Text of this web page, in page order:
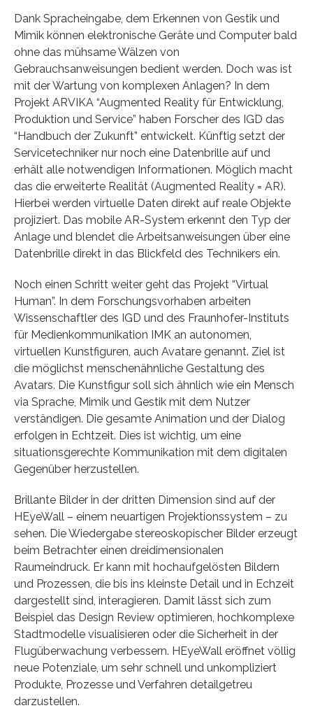
Dank Spracheingabe, dem Erkennen von Gestik und
Mimik können elektronische Geräte und Computer bald
ohne das mühsame Wälzen von
Gebrauchsanweisungen bedient werden. Doch was ist
mit der Wartung von komplexen Anlagen? In dem
Projekt ARVIKA “Augmented Reality für Entwicklung,
Produktion und Service” haben Forscher des IGD das
“Handbuch der Zukunft” entwickelt. Künftig setzt der
Servicetechniker nur noch eine Datenbrille auf und
erhält alle notwendigen Informationen. Möglich macht
das die erweiterte Realität (Augmented Reality = AR).
Hierbei werden virtuelle Daten direkt auf reale Objekte
projiziert. Das mobile AR-System erkennt den Typ der
Anlage und blendet die Arbeitsanweisungen über eine
Datenbrille direkt in das Blickfeld des Technikers ein.
Noch einen Schritt weiter geht das Projekt “Virtual
Human”. In dem Forschungsvorhaben arbeiten
Wissenschaftler des IGD und des Fraunhofer-Instituts
für Medienkommunikation IMK an autonomen,
virtuellen Kunstfiguren, auch Avatare genannt. Ziel ist
die möglichst menschenähnliche Gestaltung des
Avatars. Die Kunstfigur soll sich ähnlich wie ein Mensch
via Sprache, Mimik und Gestik mit dem Nutzer
verständigen. Die gesamte Animation und der Dialog
erfolgen in Echtzeit. Dies ist wichtig, um eine
situationsgerechte Kommunikation mit dem digitalen
Gegenüber herzustellen.
Brillante Bilder in der dritten Dimension sind auf der
HEyeWall – einem neuartigen Projektionssystem – zu
sehen. Die Wiedergabe stereoskopischer Bilder erzeugt
beim Betrachter einen dreidimensionalen
Raumeindruck. Er kann mit hochaufgelösten Bildern
und Prozessen, die bis ins kleinste Detail und in Echzeit
dargestellt sind, interagieren. Damit lässt sich zum
Beispiel das Design Review optimieren, hochkomplexe
Stadtmodelle visualisieren oder die Sicherheit in der
Flugüberwachung verbessern. HEyeWall eröffnet völlig
neue Potenziale, um sehr schnell und unkompliziert
Produkte, Prozesse und Verfahren detailgetreu
darzustellen.